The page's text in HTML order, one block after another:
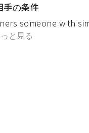
手の条件
someone with
と見る